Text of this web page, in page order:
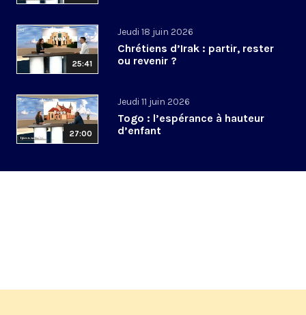
25:41
Jeudi 18 juin 2026
Chrétiens d’Irak : partir, rester
ou revenir ?
27:00
Jeudi 11 juin 2026
Togo : l’espérance à hauteur
d’enfant